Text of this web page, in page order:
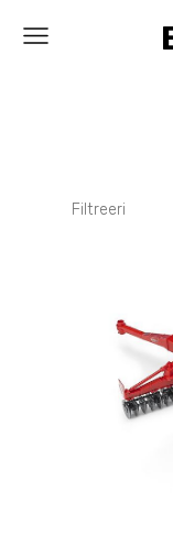
Filtreeri